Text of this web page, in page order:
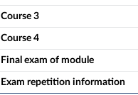
Course 3
Course 4
Final exam of module
Exam repetition information